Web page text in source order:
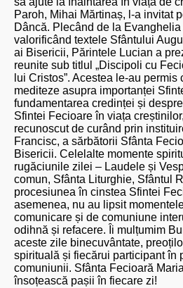
Paroh, Mihai Mărtinaș, l-a invitat
Dâncă. Plecând de la
valorificând textele Sfântului
ai Bisericii, Părintele Lucian a
reunite sub titlul „Discipoli cu
lui Cristos”. Acestea le-au permis
mediteze asupra importanței
fundamentarea credinței și
Sfintei Fecioare în viața
recunoscut de curând prin
Francisc, a sărbătorii Sfânta
Bisericii. Celelalte momente
rugăciunile zilei – Laudele și
comun, Sfânta Liturghie, Sfântul
procesiunea în cinstea Sfintei
asemenea, nu au lipsit
comunicare și de comuniune
odihnă și refacere. Îi mulțumim
aceste zile binecuvântate,
spirituală și fiecărui participant în
comuniunii. Sfânta Fecioară
însoțească pașii în fiecare zi!